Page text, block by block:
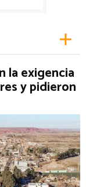
la exigencia
y pidieron